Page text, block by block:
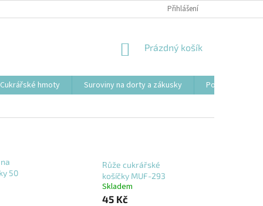
Přihlášení
NÁKUPNÍ
Prázdný košík
Cukrářské hmoty Suroviny na dorty a zákusky
Podložky, tácy
50
Růže cukrářské
košíčky MUF-293
Skladem
45 Kč